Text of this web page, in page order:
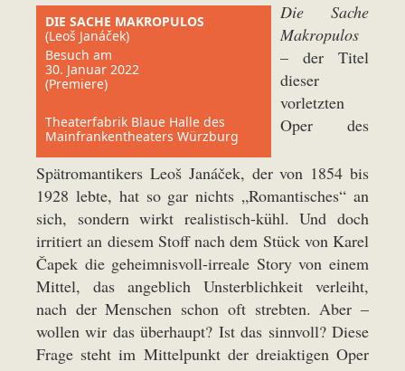
DIE SACHE MAKROPULOS
(Leoš Janáček)
Besuch am
30. Januar 2022
(Premiere)
Theaterfabrik Blaue Halle des
Mainfrankentheaters Würzburg
Die Sache
Makropulos
– der Titel
dieser
vorletzten
Oper des
Spätromantikers Leoš Janáček, der von 1854 bis
1928 lebte, hat so gar nichts „Romantisches“ an
sich, sondern wirkt realistisch-kühl. Und doch
irritiert an diesem Stoff nach dem Stück von Karel
Čapek die geheimnisvoll-irreale Story von einem
Mittel, das angeblich Unsterblichkeit verleiht,
nach der Menschen schon oft strebten. Aber –
wollen wir das überhaupt? Ist das sinnvoll? Diese
Frage steht im Mittelpunkt der dreiaktigen Oper